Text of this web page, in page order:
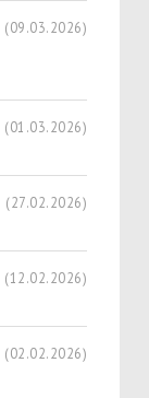
(09.03.2026)
(01.03.2026)
(27.02.2026)
(12.02.2026)
(02.02.2026)